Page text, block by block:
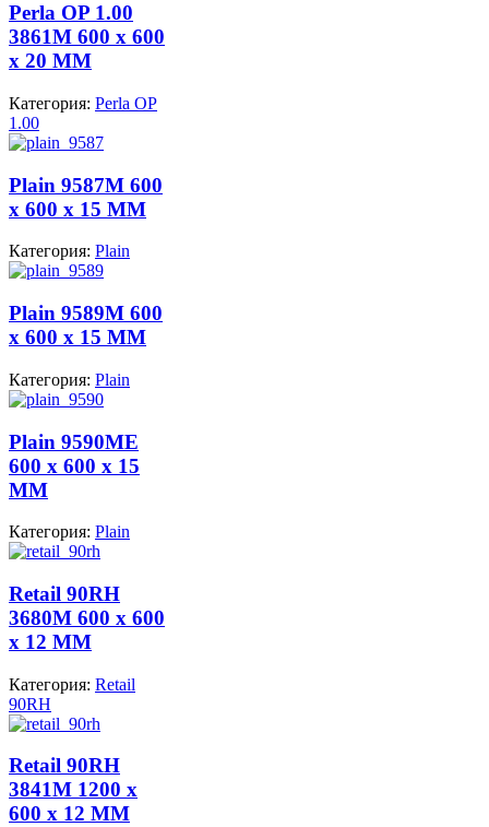
Perla OP 1.00
3861M 600 x 600
x 20 MM
Категория: Perla OP
1.00
Plain 9587M 600
x 600 x 15 MM
Категория: Plain
Plain 9589M 600
x 600 x 15 MM
Категория: Plain
Plain 9590ME
600 x 600 x 15
MM
Категория: Plain
Retail 90RH
3680M 600 x 600
x 12 MM
Категория: Retail
90RH
Retail 90RH
3841M 1200 x
600 x 12 MM